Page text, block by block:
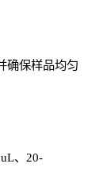
确保样品均匀
uL、 20-